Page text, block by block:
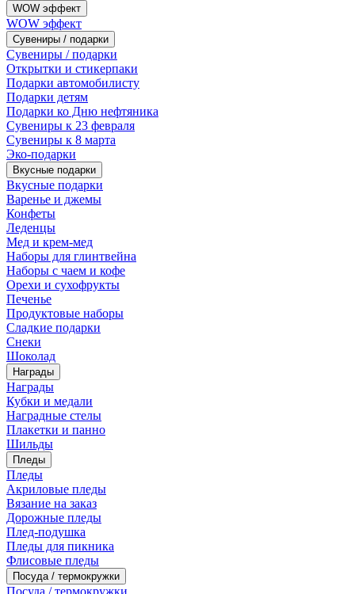
WOW эффект
WOW эффект
Сувениры / подарки
Сувениры / подарки
Открытки и стикерпаки
Подарки автомобилисту
Подарки детям
Подарки ко Дню нефтяника
Сувениры к 23 февраля
Сувениры к 8 марта
Эко-подарки
Вкусные подарки
Вкусные подарки
Варенье и джемы
Конфеты
Леденцы
Мед и крем-мед
Наборы для глинтвейна
Наборы с чаем и кофе
Орехи и сухофрукты
Печенье
Продуктовые наборы
Сладкие подарки
Снеки
Шоколад
Награды
Награды
Кубки и медали
Наградные стелы
Плакетки и панно
Шильды
Пледы
Пледы
Акриловые пледы
Вязание на заказ
Дорожные пледы
Плед-подушка
Пледы для пикника
Флисовые пледы
Посуда / термокружки
Посуда / термокружки